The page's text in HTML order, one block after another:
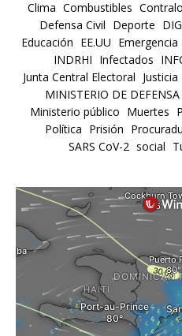
Clima Combustibles
Defensa Civil Deporte
Educación EE.UU Emergencia
INDRHI Infectados
Junta Central Electoral Justicia
MINISTERIO DE DEFENSA
Ministerio público Muertes
Política Prisión
SARS CoV-2 social